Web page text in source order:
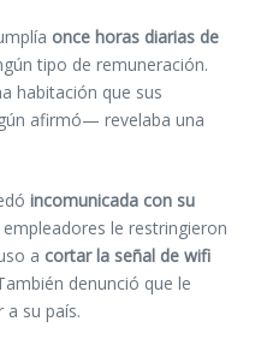
once horas diarias de
tipo de remuneración.
habitación que sus
afirmó— revelaba una
incomunicada con su
le restringieron
a cortar la señal de wifi
denunció que le
a su país.